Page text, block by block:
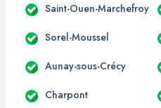
Saint-Ouen-Marchefroy
Sorel-Moussel
Aunay-sous-Crécy
Charpont